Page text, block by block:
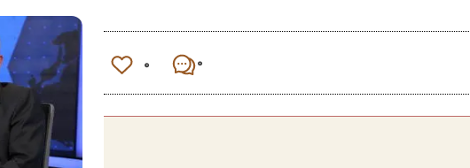
۰ ۰
می‌گویند
می‌گویند الان
تبعش…
ضرغامی: